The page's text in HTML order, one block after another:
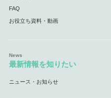
FAQ
お役立ち資料・動画
最新情報を知りたい
ニュース・お知らせ